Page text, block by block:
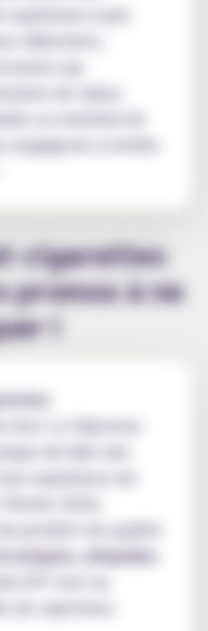
à prix
de tabac.
ou matériel de
engageons à rendre
cigarettes
promos à ne
!
chez Le Vapoteur
de faire des
expérience de
2026,
produits de qualité
eliquides
de vapoteurs.